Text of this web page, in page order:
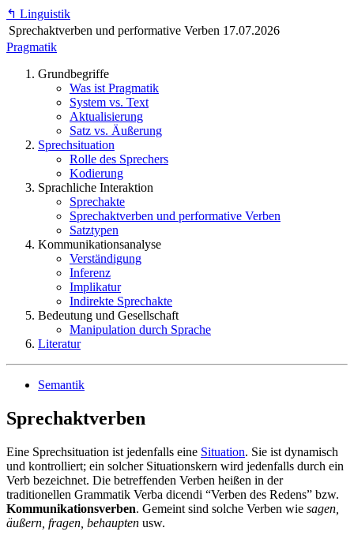
↰ Linguistik
Sprechaktverben und performative Verben 17.07.2026
Pragmatik
Grundbegriffe
Was ist Pragmatik
System vs. Text
Aktualisierung
Satz vs. Äußerung
Sprechsituation
Rolle des Sprechers
Kodierung
Sprachliche Interaktion
Sprechakte
Sprechaktverben und performative Verben
Satztypen
Kommunikationsanalyse
Verständigung
Inferenz
Implikatur
Indirekte Sprechakte
Bedeutung und Gesellschaft
Manipulation durch Sprache
Literatur
Semantik
Sprechaktverben
Eine Sprechsituation ist jedenfalls eine Situation. Sie ist dynamisch
und kontrolliert; ein solcher Situationskern wird jedenfalls durch ein
Verb bezeichnet. Die betreffenden Verben heißen in der
traditionellen Grammatik Verba dicendi “Verben des Redens” bzw.
Kommunikationsverben. Gemeint sind solche Verben wie sagen,
äußern, fragen, behaupten usw.